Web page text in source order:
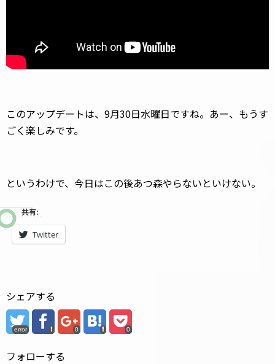
このアップデートは、9月30日水曜日ですね。あー、もうす
ごく楽しみです。
というわけで、今日はこの後あつ森やらないといけない。
共有:
Twitter
シェアする
error 0 0
フォローする